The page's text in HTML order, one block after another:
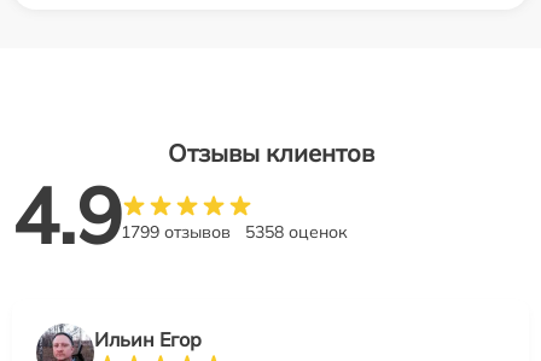
Отзывы клиентов
4.91799 отзывов 5358 оценок
Ильин Егор